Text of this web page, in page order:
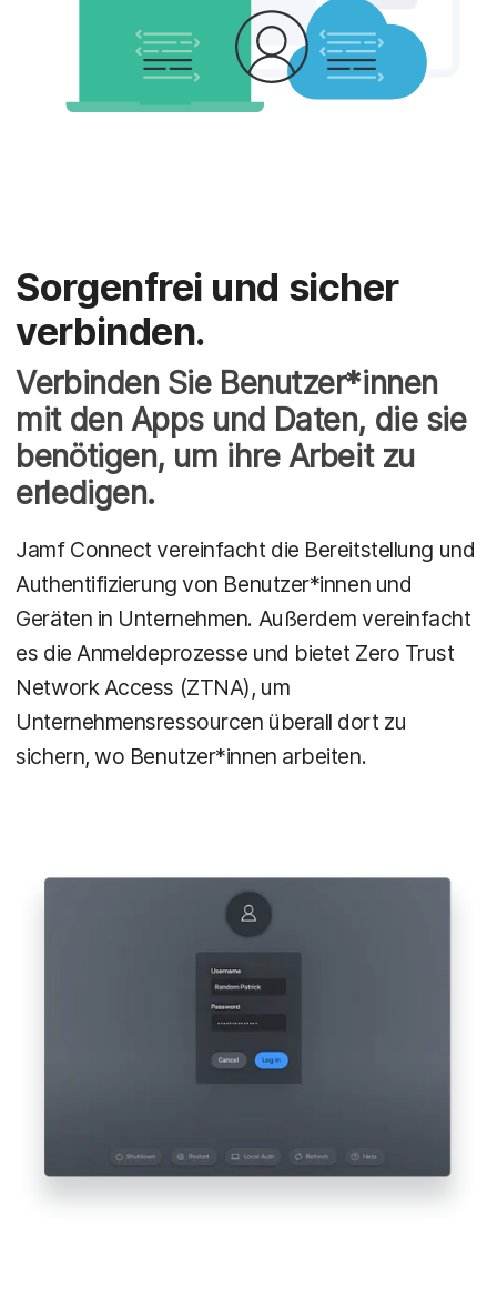
Sorgenfrei und sicher
verbinden.
Verbinden Sie Benutzer*innen
mit den Apps und Daten, die sie
benötigen, um ihre Arbeit zu
erledigen.
Jamf Connect vereinfacht die Bereitstellung und
Authentifizierung von Benutzer*innen und
Geräten in Unternehmen. Außerdem vereinfacht
es die Anmeldeprozesse und bietet Zero Trust
Network Access (ZTNA), um
Unternehmensressourcen überall dort zu
sichern, wo Benutzer*innen arbeiten.